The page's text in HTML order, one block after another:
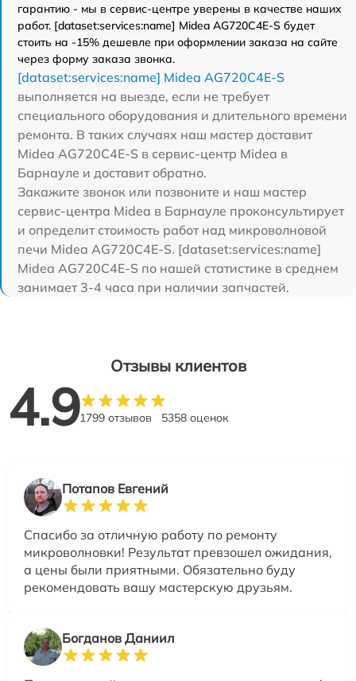
гарантию - мы в сервис-центре уверены в качестве наших
работ. [dataset:services:name] Midea AG720C4E-S будет
стоить на -15% дешевле при оформлении заказа на сайте
через форму заказа звонка.
[dataset:services:name] Midea AG720C4E-S
выполняется на выезде, если не требует
специального оборудования и длительного времени
ремонта. В таких случаях наш мастер доставит
Midea AG720C4E-S в сервис-центр Midea в
Барнауле и доставит обратно.
Закажите звонок или позвоните и наш мастер
сервис-центра Midea в Барнауле проконсультирует
и определит стоимость работ над микроволновой
печи Midea AG720C4E-S. [dataset:services:name]
Midea AG720C4E-S по нашей статистике в среднем
занимает 3-4 часа при наличии запчастей.
Отзывы клиентов
4.91799 отзывов 5358 оценок
Потапов Евгений
Спасибо за отличную работу по ремонту
микроволновки! Результат превзошел ожидания,
а цены были приятными. Обязательно буду
рекомендовать вашу мастерскую друзьям.
Богданов Даниил